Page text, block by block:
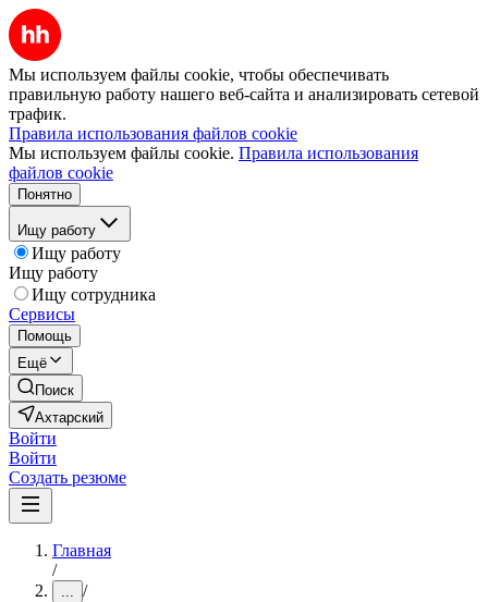
Мы используем файлы cookie, чтобы обеспечивать
правильную работу нашего веб-сайта и анализировать сетевой
трафик.
Правила использования файлов cookie
Мы используем файлы cookie. Правила использования
файлов cookie
Понятно
Ищу работу
Ищу работу
Ищу работу
Ищу сотрудника
Сервисы
Помощь
Ещё
Поиск
Ахтарский
Войти
Войти
Создать резюме
Главная
/
... /